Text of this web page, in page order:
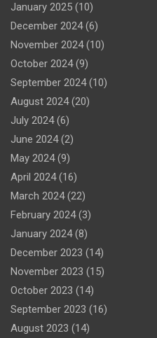
January 2025 (10)
December 2024(6)
November 2024(10)
October 2024(9)
September 2024(10)
August 2024(20)
July 2024(6)
June 2024(2)
May 2024(9)
April 2024(16)
March 2024(22)
February 2024(3)
January 2024(8)
December 2023 (14)
November 2023 (15)
October 2023 (14)
September 2023 (16)
August 2023 (14)